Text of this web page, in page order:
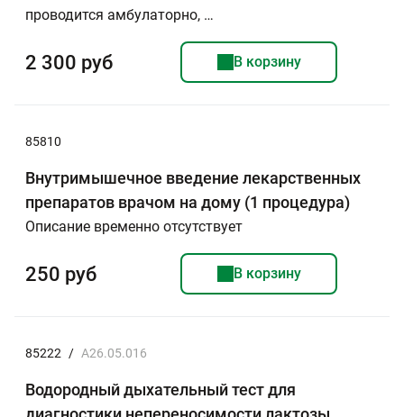
проводится амбулаторно, …
2 300 руб В корзину
85810
Внутримышечное введение лекарственных
препаратов врачом на дому (1 процедура)
Описание временно отсутствует
250 руб В корзину
85222 / A26.05.016
Водородный дыхательный тест для